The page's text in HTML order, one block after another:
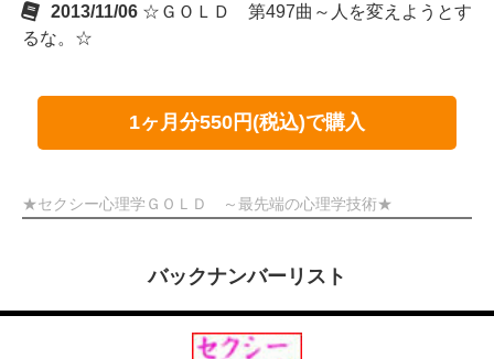
2013/11/06 ☆ＧＯＬＤ 第497曲～人を変えようとす
るな。☆
1ヶ月分550円(税込)で購入
★セクシー心理学ＧＯＬＤ ～最先端の心理学技術★
バックナンバーリスト